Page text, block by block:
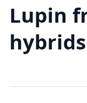
Lupin